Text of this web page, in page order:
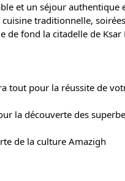
et un séjour authentique
traditionnelle,
de fond la citadelle de Ksar
tout pour la réussite de
la découverte des
de la culture Amazigh